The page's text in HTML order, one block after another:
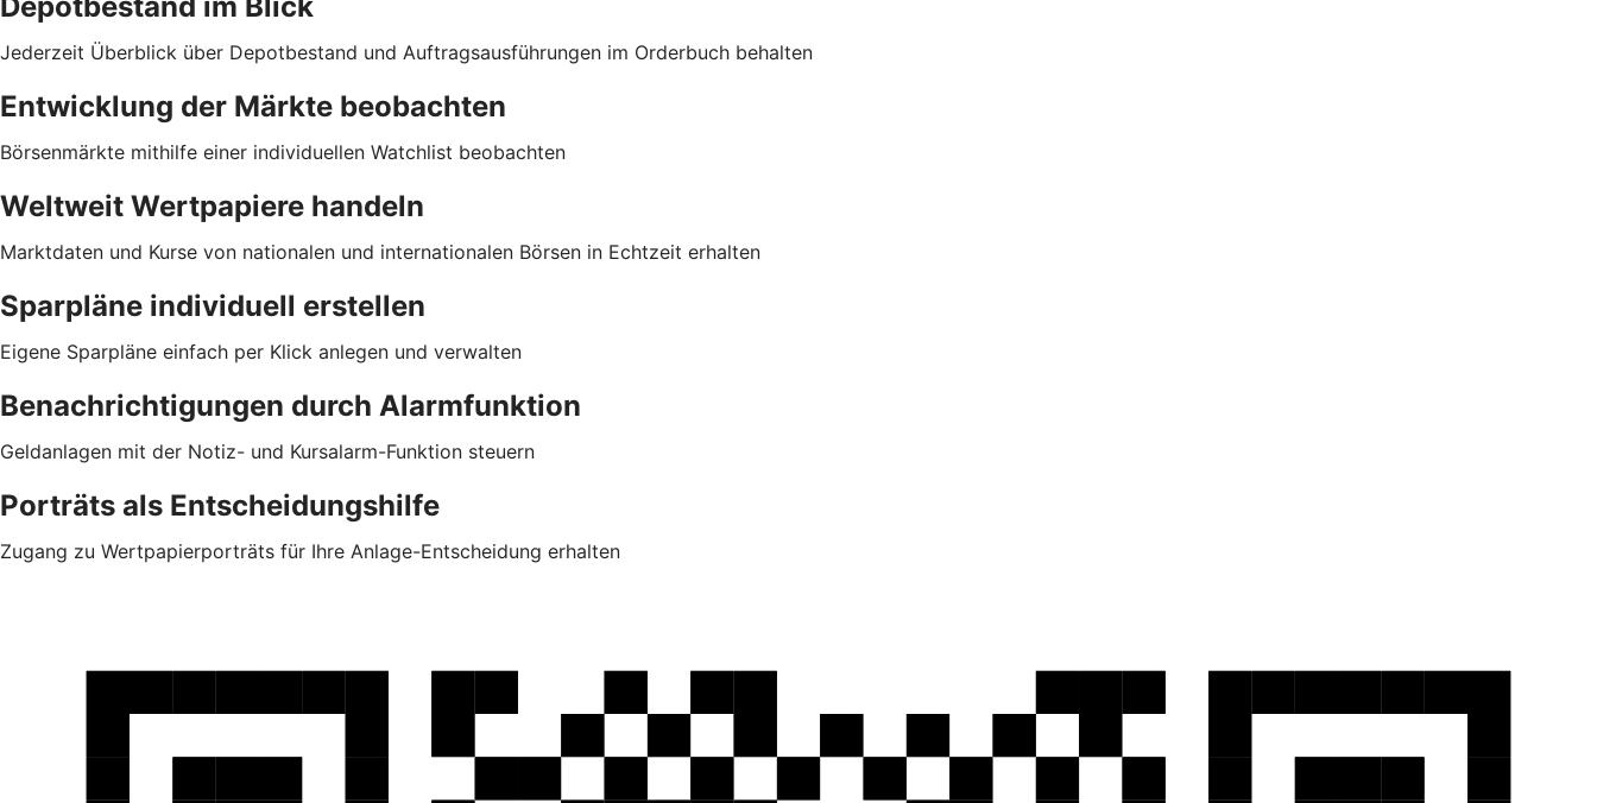
Jederzeit Überblick über Depotbestand und Auftragsausführungen im Orderbuch behalten
Entwicklung der Märkte beobachten
Börsenmärkte mithilfe einer individuellen Watchlist beobachten
Weltweit Wertpapiere handeln
Marktdaten und Kurse von nationalen und internationalen Börsen in Echtzeit erhalten
Sparpläne individuell erstellen
Eigene Sparpläne einfach per Klick anlegen und verwalten
Benachrichtigungen durch Alarmfunktion
Geldanlagen mit der Notiz- und Kursalarm-Funktion steuern
Porträts als Entscheidungshilfe
Zugang zu Wertpapierporträts für Ihre Anlage-Entscheidung erhalten